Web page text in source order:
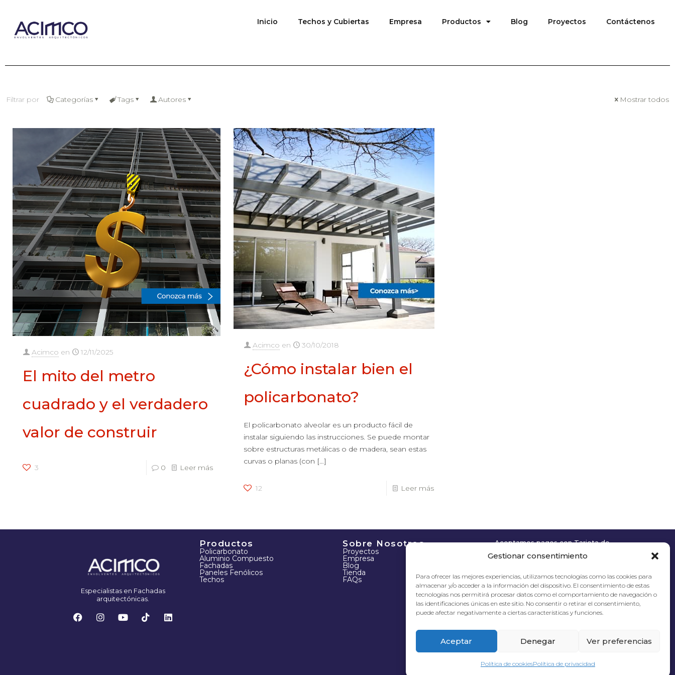
Gestionar consentimiento
Para ofrecer las mejores experiencias, utilizamos tecnologías como las cookies para
almacenar y/o acceder a la información del dispositivo. El consentimiento de estas
tecnologías nos permitirá procesar datos como el comportamiento de navegación o
las identificaciones únicas en este sitio. No consentir o retirar el consentimiento,
puede afectar negativamente a ciertas características y funciones.
Aceptar Denegar Ver preferencias
Política de cookiesPolítica de privacidad
Inicio Techos y Cubiertas Empresa Productos Blog Proyectos Contáctenos
Filtrar por Categorías Tags Autores Mostrar todos
Acimco en 12/11/2025
El mito del metro
cuadrado y el verdadero
valor de construir
3 0 Leer más
Acimco en 30/10/2018
¿Cómo instalar bien el
policarbonato?
El policarbonato alveolar es un producto fácil de
instalar siguiendo las instrucciones. Se puede montar
sobre estructuras metálicas o de madera, sean estas
curvas o planas (con […]
12 Leer más
Especialistas en Fachadas
arquitectónicas.
Productos
Policarbonato
Aluminio Compuesto
Fachadas
Paneles Fenólicos
Techos
Sobre Nosotros
Proyectos
Empresa
Blog
Tienda
FAQs
Aceptamos pagos con Tarjeta de